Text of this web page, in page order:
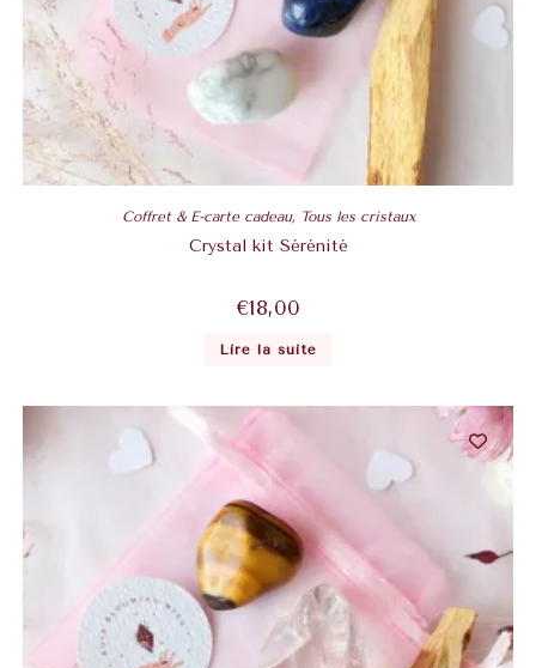
Coffret & E-carte cadeau, Tous les cristaux
Crystal kit Sérénité
€18,00
Lire la suite